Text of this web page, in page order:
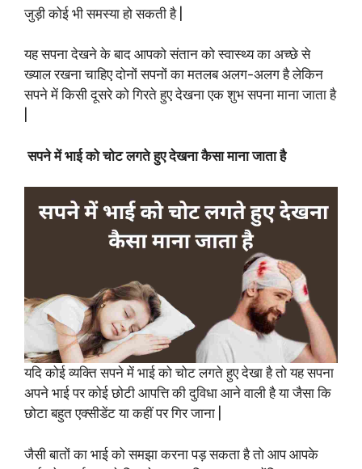
जुड़ी कोई भी समस्या हो सकती है |
यह सपना देखने के बाद आपको संतान को स्वास्थ्य का अच्छे से
ख्याल रखना चाहिए दोनों सपनों का मतलब अलग-अलग है लेकिन
सपने में किसी दूसरे को गिरते हुए देखना एक शुभ सपना माना जाता है
सपने में भाई को चोट लगते हुए देखना कैसा माना जाता है
यदि कोई व्यक्ति सपने में भाई को चोट लगते हुए देखा है तो यह सपना
अपने भाई पर कोई छोटी आपत्ति की दुविधा आने वाली है या जैसा कि
छोटा बहुत एक्सीडेंट या कहीं पर गिर जाना |
जैसी बातों का भाई को समझा करना पड़ सकता है तो आप आपके